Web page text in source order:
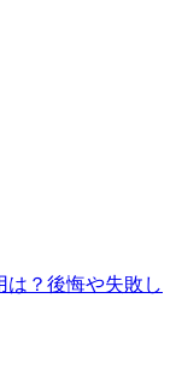
は？後悔や失敗し